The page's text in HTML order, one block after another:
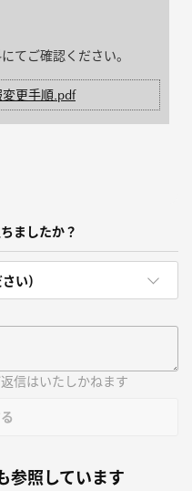
てご確認ください。
更手順.pdf
ましたか？
い)
信はいたしかねます
参照しています